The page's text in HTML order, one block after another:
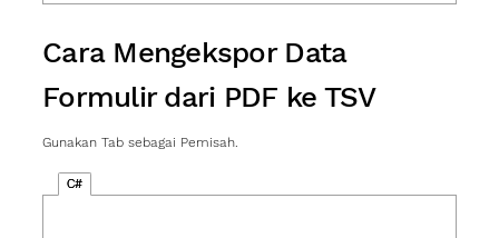
Cara Mengekspor Data
Formulir dari PDF ke TSV
Gunakan Tab sebagai Pemisah.
C#